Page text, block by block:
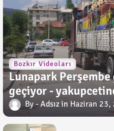
Bozkır Videoları
Lunapark
geçiyor -
Adsız Haziran 23,